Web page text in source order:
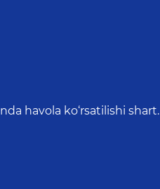
havola ko‘rsatilishi shart.